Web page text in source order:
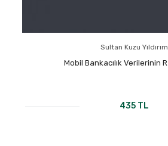
Sultan Kuzu Yıldırım
Mobil Bankacılık Verilerinin
435 TL